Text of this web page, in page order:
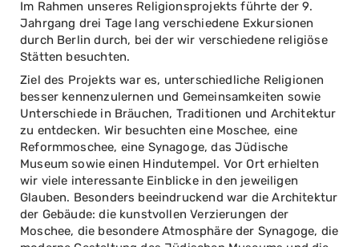
Im Rahmen unseres Religionsprojekts führte der 9.
Jahrgang drei Tage lang verschiedene Exkursionen
durch Berlin durch, bei der wir verschiedene religiöse
Stätten besuchten.
Ziel des Projekts war es, unterschiedliche Religionen
besser kennenzulernen und Gemeinsamkeiten sowie
Unterschiede in Bräuchen, Traditionen und Architektur
zu entdecken. Wir besuchten eine Moschee, eine
Reformmoschee, eine Synagoge, das Jüdische
Museum sowie einen Hindutempel. Vor Ort erhielten
wir viele interessante Einblicke in den jeweiligen
Glauben. Besonders beeindruckend war die Architektur
der Gebäude: die kunstvollen Verzierungen der
Moschee, die besondere Atmosphäre der Synagoge, die